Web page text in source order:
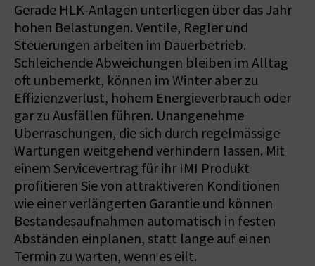
Gerade HLK-Anlagen unterliegen über das Jahr
hohen Belastungen. Ventile, Regler und
Steuerungen arbeiten im Dauerbetrieb.
Schleichende Abweichungen bleiben im Alltag
oft unbemerkt, können im Winter aber zu
Effizienzverlust, hohem Energieverbrauch oder
gar zu Ausfällen führen. Unangenehme
Überraschungen, die sich durch regelmässige
Wartungen weitgehend verhindern lassen. Mit
einem Servicevertrag für ihr IMI Produkt
profitieren Sie von attraktiveren Konditionen
wie einer verlängerten Garantie und können
Bestandesaufnahmen automatisch in festen
Abständen einplanen, statt lange auf einen
Termin zu warten, wenn es eilt.